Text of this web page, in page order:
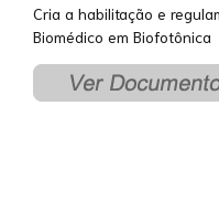
Cria a habilitação e
Biomédico em Biofotônica